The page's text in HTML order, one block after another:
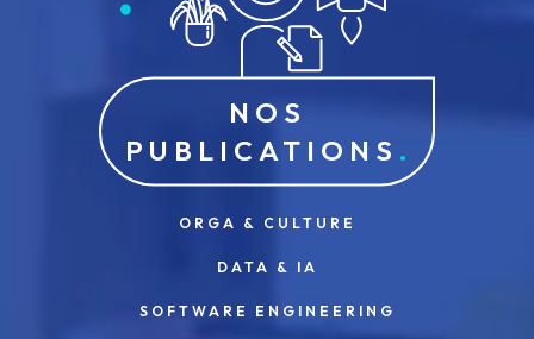
NOS
PUBLICATIONS
ORGA & CULTURE
DATA & IA
SOFTWARE ENGINEERING